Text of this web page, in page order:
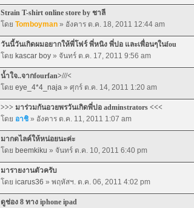
Strain T-shirt online store by ชาลี
โดย Tomboyman » อังคาร ต.ค. 18, 2011 12:44 am
วันนี้วันเกิดผมอยากให้พี่โฟร์ พี่หนิง พี่ปอ และเพื่อนๆในfou
โดย kascar boy » จันทร์ ต.ค. 17, 2011 9:56 am
น้ำใจ..จากfourfan>///<
โดย eye_4*4_naja » ศุกร์ ต.ค. 14, 2011 1:20 am
>>> มาร่วมกันอวยพรวันเกิดพี่ปอ adminstrators <<<
โดย อาชิ » อังคาร ต.ค. 11, 2011 1:07 am
มากดไลค์ให้หน่อยนะค่ะ
โดย beemkiku » จันทร์ ต.ค. 10, 2011 6:40 pm
มารายงานตัวครับ
โดย icarus36 » พฤหัสฯ. ต.ค. 06, 2011 4:02 pm
ดูช่อง 8 ทาง iphone ipad